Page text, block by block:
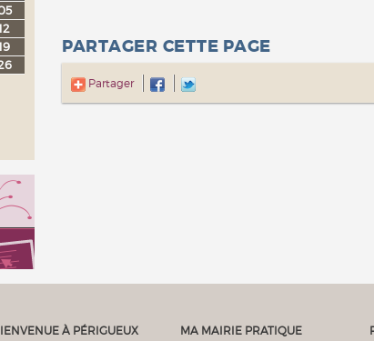
PARTAGER CETTE PAGE
Partager
À PÉRIGUEUX MA MAIRIE PRATIQUE